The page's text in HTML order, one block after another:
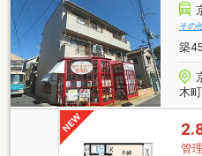
その
築
木町
管